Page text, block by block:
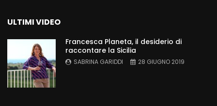
ULTIMI VIDEO
Francesca Planeta, il desiderio di
raccontare la Sicilia
SABRINA GARIDDI 28 GIUGNO 2019